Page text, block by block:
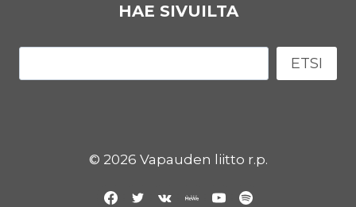
HAE SIVUILTA
ETSI
© 2026 Vapauden liitto r.p.